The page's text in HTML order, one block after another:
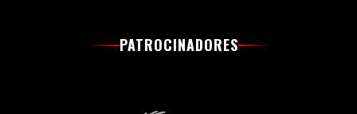
PATROCINADORES